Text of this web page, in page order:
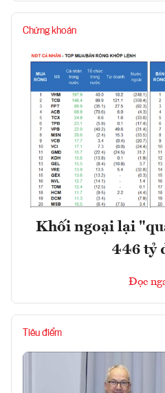
Chứng khoán
Khối ngoại lại
446 tỷ
Đọc
Tiêu điểm